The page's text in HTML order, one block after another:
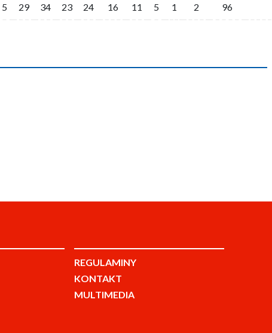
5 29 34 23 24 16 11 5 1 2 96
REGULAMINY
KONTAKT
MULTIMEDIA